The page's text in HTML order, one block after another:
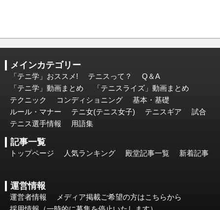
メインカテゴリー
「テニ学」おススメ! テニスって？
Q＆A
「テニ学」動画まとめ
「テニスライズ」動画まとめ
テクニック
コンディショニング
基本・基礎
ルール・マナー
テニ女(テニス女子) テニスギア
試合
テニス選手情報
用語集
記事一覧
トップページ 人気ランキング 殿堂記事一覧 新着記事
運営情報
運営者情報
メディア掲載ご希望の方はこちらから